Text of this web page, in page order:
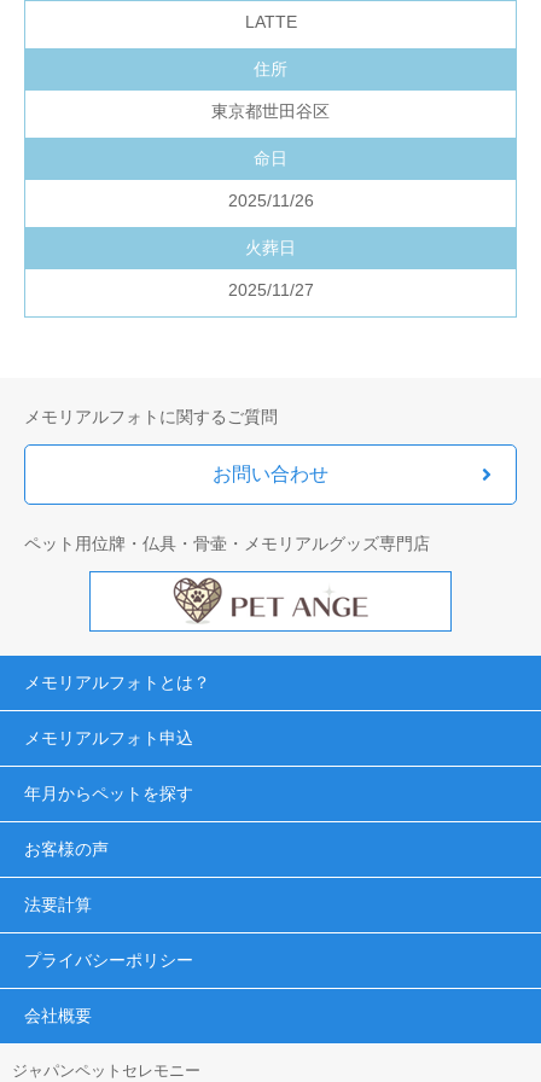
LATTE
住所
東京都世田谷区
命日
2025/11/26
火葬日
2025/11/27
メモリアルフォトに関するご質問
お問い合わせ
ペット用位牌・仏具・骨壷・メモリアルグッズ専門店
メモリアルフォトとは？
メモリアルフォト申込
年月からペットを探す
お客様の声
法要計算
プライバシーポリシー
会社概要
ジャパンペットセレモニー